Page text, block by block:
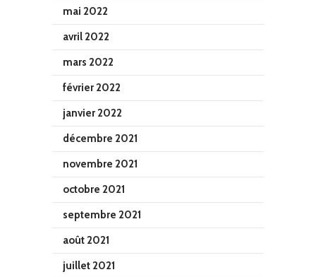
mai 2022
avril 2022
mars 2022
février 2022
janvier 2022
décembre 2021
novembre 2021
octobre 2021
septembre 2021
août 2021
juillet 2021